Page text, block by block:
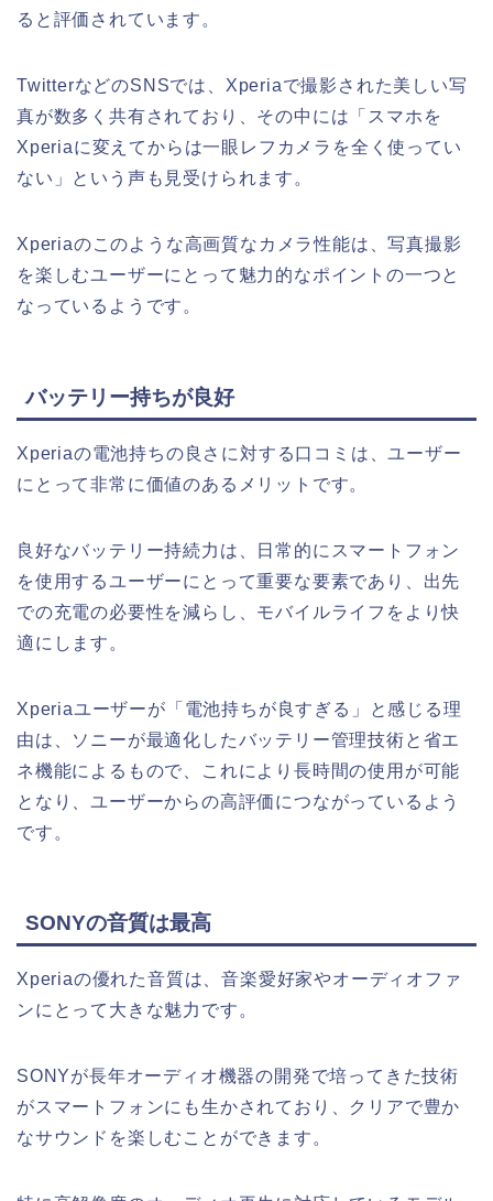
ると評価されています。
TwitterなどのSNSでは、Xperiaで撮影された美しい写
真が数多く共有されており、その中には「スマホを
Xperiaに変えてからは一眼レフカメラを全く使ってい
ない」という声も見受けられます。
Xperiaのこのような高画質なカメラ性能は、写真撮影
を楽しむユーザーにとって魅力的なポイントの一つと
なっているようです。
バッテリー持ちが良好
Xperiaの電池持ちの良さに対する口コミは、ユーザー
にとって非常に価値のあるメリットです。
良好なバッテリー持続力は、日常的にスマートフォン
を使用するユーザーにとって重要な要素であり、出先
での充電の必要性を減らし、モバイルライフをより快
適にします。
Xperiaユーザーが「電池持ちが良すぎる」と感じる理
由は、ソニーが最適化したバッテリー管理技術と省エ
ネ機能によるもので、これにより長時間の使用が可能
となり、ユーザーからの高評価につながっているよう
です。
SONYの音質は最高
Xperiaの優れた音質は、音楽愛好家やオーディオファ
ンにとって大きな魅力です。
SONYが長年オーディオ機器の開発で培ってきた技術
がスマートフォンにも生かされており、クリアで豊か
なサウンドを楽しむことができます。